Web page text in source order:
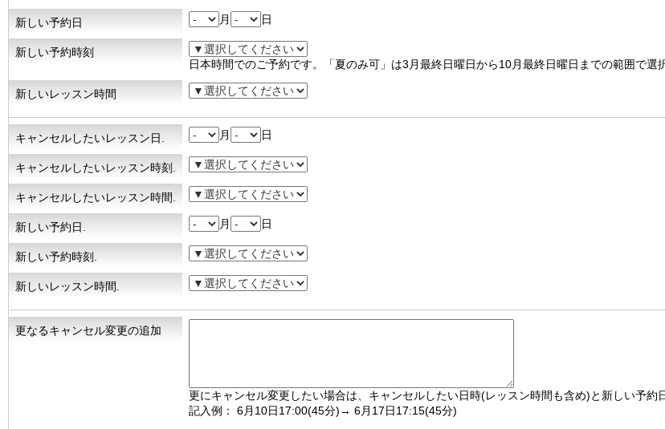
新しい予約日 月 日
新しい予約時刻
日本時間でのご予約です。「夏のみ可」は3月最終日曜日から10月最終日曜日までの範囲で選
新しいレッスン時間
キャンセルしたいレッスン日. 月 日
キャンセルしたいレッスン時刻.
キャンセルしたいレッスン時間.
新しい予約日. 月 日
新しい予約時刻.
新しいレッスン時間.
更なるキャンセル変更の追加
更にキャンセル変更したい場合は、キャンセルしたい日時(レッスン時間も含め)と新しい予約
記入例： 6月10日17:00(45分)→ 6月17日17:15(45分)